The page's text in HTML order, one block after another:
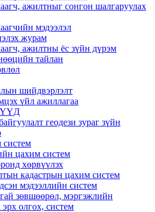
ажилтныг сонгон шалгаруулах
мэдээлэл
журам
ажилтны ёс зүйн дүрэм
тайлан
шийдвэрлэлт
үйл ажиллагаа
геодези зураг зүйн
систем
цахим систем
хөрвүүлэх
кадастрын цахим систем
мэдээллийн систем
зөвшөөрөл, мэргэжлийн
олгох, систем